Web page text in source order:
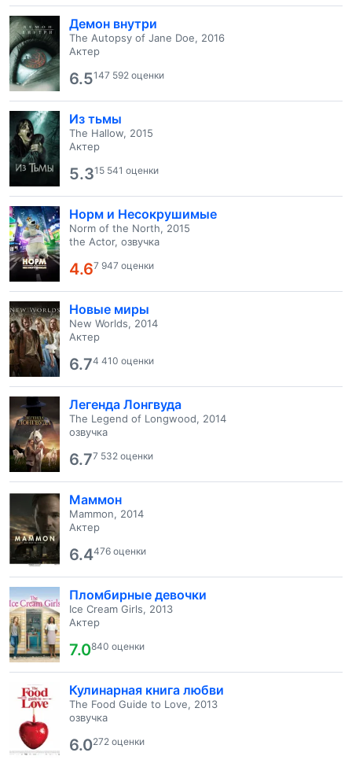
Демон внутри
The Autopsy of Jane Doe, 2016
Актер
6.5147 592 оценки
Из тьмы
The Hallow, 2015
Актер
5.315 541 оценки
Норм и Несокрушимые
Norm of the North, 2015
the Actor, озвучка
4.67 947 оценки
Новые миры
New Worlds, 2014
Актер
6.74 410 оценки
Легенда Лонгвуда
The Legend of Longwood, 2014
озвучка
6.77 532 оценки
Маммон
Mammon, 2014
Актер
6.4476 оценки
Пломбирные девочки
Ice Cream Girls, 2013
Актер
7.0840 оценки
Кулинарная книга любви
The Food Guide to Love, 2013
озвучка
6.0272 оценки